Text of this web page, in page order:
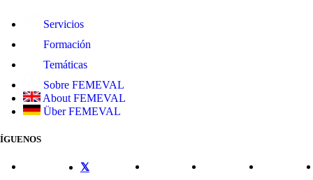
Servicios
Formación
Temáticas
Sobre FEMEVAL
About FEMEVAL
Über FEMEVAL